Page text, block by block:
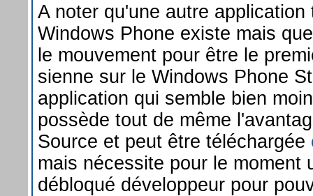
A noter qu'une autre application
Windows Phone existe mais
le mouvement pour être le
sienne sur le Windows Phone
application qui semble bien
possède tout de même
Source et peut être téléchargée
mais nécessite pour le moment
débloqué développeur pour